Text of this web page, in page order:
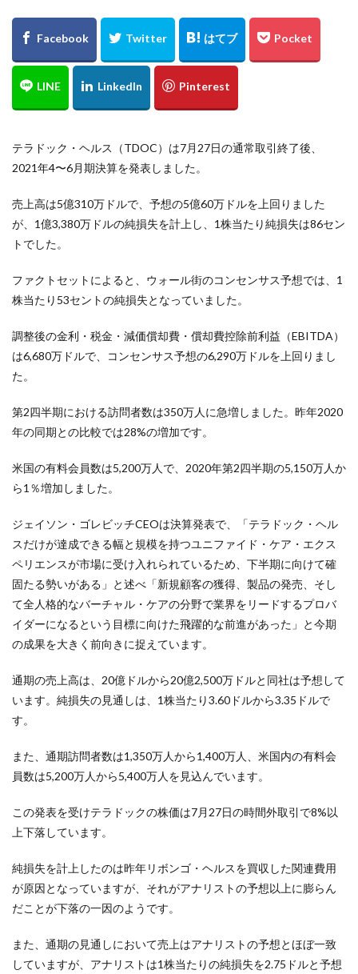
テラドック・ヘルス（TDOC）は7月27日の通常取引終了後、
2021年4〜6月期決算を発表しました。
売上高は5億310万ドルで、予想の5億60万ドルを上回りました
が、1億3,380万ドルの純損失を計上し、1株当たり純損失は86セン
トでした。
ファクトセットによると、ウォール街のコンセンサス予想では、1
株当たり53セントの純損失となっていました。
調整後の金利・税金・減価償却費・償却費控除前利益（EBITDA）
は6,680万ドルで、コンセンサス予想の6,290万ドルを上回りまし
た。
第2四半期における訪問者数は350万人に急増しました。昨年2020
年の同期との比較では28%の増加です。
米国の有料会員数は5,200万人で、2020年第2四半期の5,150万人か
ら1％増加しました。
ジェイソン・ゴレビッチCEOは決算発表で、「テラドック・ヘル
スだけが達成できる幅と規模を持つユニファイド・ケア・エクス
ペリエンスが市場に受け入れられているため、下半期に向けて確
固たる勢いがある」と述べ「新規顧客の獲得、製品の発売、そし
て全人格的なバーチャル・ケアの分野で業界をリードするプロバ
イダーになるという目標に向けた飛躍的な前進があった」と今期
の成果を大きく前向きに捉えています。
通期の売上高は、20億ドルから20億2,500万ドルと同社は予想して
います。純損失の見通しは、1株当たり3.60ドルから3.35ドルで
す。
また、通期訪問者数は1,350万人から1,400万人、米国内の有料会
員数は5,200万人から5,400万人を見込んでいます。
この発表を受けテラドックの株価は7月27日の時間外取引で8%以
上下落しています。
純損失を計上したのは昨年リボンゴ・ヘルスを買収した関連費用
が原因となっていますが、それがアナリストの予想以上に膨らん
だことが下落の一因のようです。
また、通期の見通しにおいて売上はアナリストの予想とほぼ一致
していますが、アナリストは1株当たりの純損失を2.75ドルと予想